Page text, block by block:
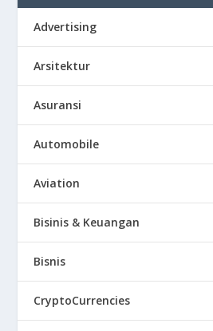
Advertising
Arsitektur
Asuransi
Automobile
Aviation
Bisinis & Keuangan
Bisnis
CryptoCurrencies